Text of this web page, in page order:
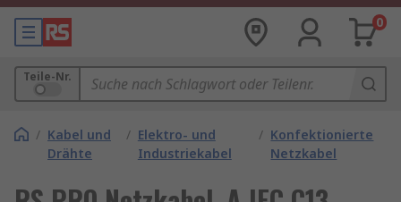
0
Teile-Nr.
/ Kabel und
Drähte
/ Elektro- und
Industriekabel
/ Konfektionierte
Netzkabel